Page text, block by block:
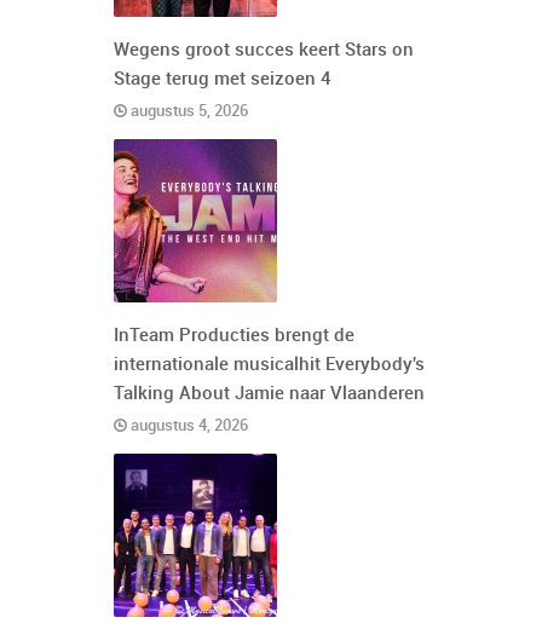
Wegens groot succes keert Stars on
Stage terug met seizoen 4
augustus 5, 2026
InTeam Producties brengt de
internationale musicalhit Everybody's
Talking About Jamie naar Vlaanderen
augustus 4, 2026